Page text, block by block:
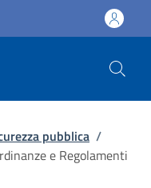
pubblica /
e Regolamenti